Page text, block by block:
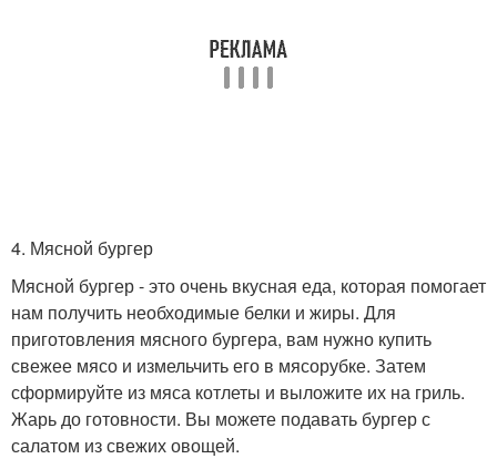
4. Мясной бургер
Мясной бургер - это очень вкусная еда, которая помогает
нам получить необходимые белки и жиры. Для
приготовления мясного бургера, вам нужно купить
свежее мясо и измельчить его в мясорубке. Затем
сформируйте из мяса котлеты и выложите их на гриль.
Жарь до готовности. Вы можете подавать бургер с
салатом из свежих овощей.